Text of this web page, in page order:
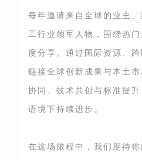
每年邀请来自全球的业主
工行业领军人物，围绕热
度分享。通过国际资源、
链接全球创新成果与本土
协同、技术共创与标准提
语境下持续进步。
在这场旅程中，我们期待